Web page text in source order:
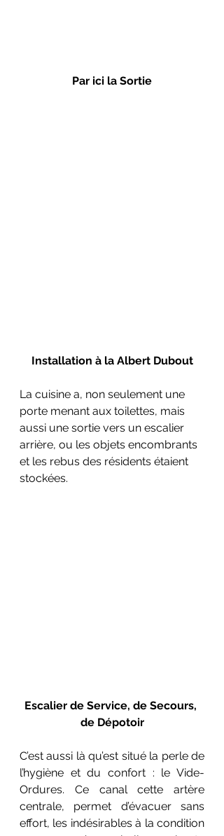
Par ici la Sortie
Installation à la Albert Dubout
La cuisine a, non seulement une
porte menant aux toilettes, mais
aussi une sortie vers un escalier
arrière, ou les objets encombrants
et les rebus des résidents étaient
stockées.
Escalier de Service, de Secours,
de Dépotoir
C’est aussi là qu’est situé la perle de
l’hygiène et du confort : le Vide-
Ordures. Ce canal cette artère
centrale, permet d’évacuer sans
effort, les indésirables à la condition